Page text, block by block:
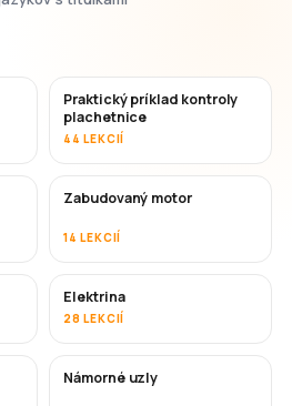
Praktický príklad kontroly
plachetnice
44 LEKCIÍ
Zabudovaný motor
14 LEKCIÍ
Elektrina
28 LEKCIÍ
Námorné uzly